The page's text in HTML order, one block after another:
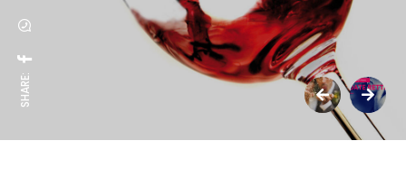
SHARE: